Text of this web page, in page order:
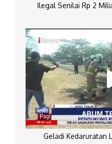
Ilegal Senilai Rp 2
Geladi Kedaruratan